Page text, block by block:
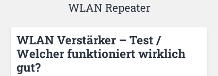
WLAN Repeater
WLAN Verstärker – Test /
Welcher funktioniert wirklich
gut?